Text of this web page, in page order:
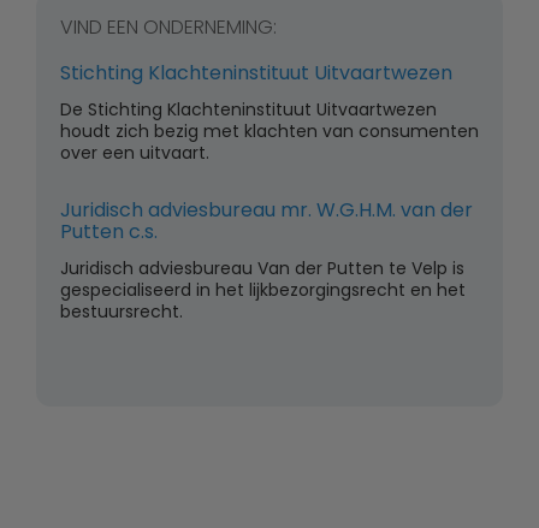
VIND EEN ONDERNEMING:
Stichting Klachteninstituut Uitvaartwezen
De Stichting Klachteninstituut Uitvaartwezen
houdt zich bezig met klachten van consumenten
over een uitvaart.
Juridisch adviesbureau mr. W.G.H.M. van der
Putten c.s.
Juridisch adviesbureau Van der Putten te Velp is
gespecialiseerd in het lijkbezorgingsrecht en het
bestuursrecht.